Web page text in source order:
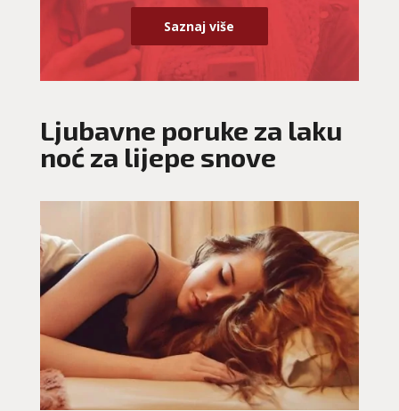
Saznaj više
Ljubavne poruke za laku
noć za lijepe snove